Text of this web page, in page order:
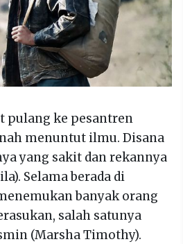
pulang ke pesantren
menuntut ilmu. Disana
yang sakit dan rekannya
Selama berada di
banyak orang
salah satunya
(Marsha Timothy).